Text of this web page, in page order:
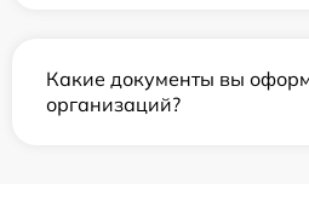
Какие документы вы
организаций?